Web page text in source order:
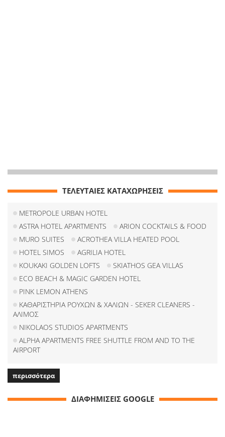
ΤΕΛΕΥΤΑΙΕΣ ΚΑΤΑΧΩΡΗΣΕΙΣ
METROPOLE URBAN HOTEL
ASTRA HOTEL APARTMENTS
ARION COCKTAILS & FOOD
MURO SUITES
ACROTHEA VILLA HEATED POOL
HOTEL SIMOS
AGRILIA HOTEL
KOUKAKI GOLDEN LOFTS
SKIATHOS GEA VILLAS
ECO BEACH & MAGIC GARDEN HOTEL
PINK LEMON ATHENS
ΚΑΘΑΡΙΣΤΗΡΙΑ ΡΟΥΧΩΝ & ΧΑΛΙΩΝ - SEKER CLEANERS -
ΑΛΙΜΟΣ
NIKOLAOS STUDIOS APARTMENTS
ALPHA APARTMENTS FREE SHUTTLE FROM AND TO THE
AIRPORT
περισσότερα
ΔΙΑΦΗΜΙΣΕΙΣ GOOGLE